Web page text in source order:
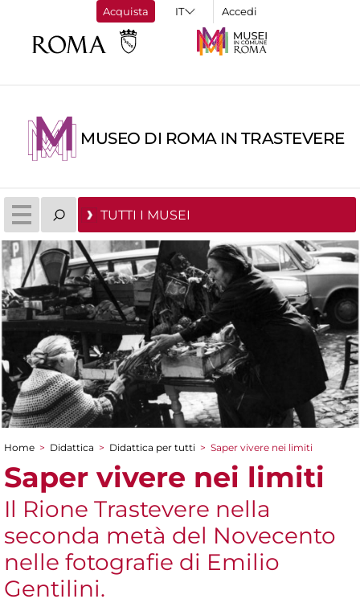
Acquista Accedi
MUSEO DI ROMA IN TRASTEVERE
TUTTI I MUSEI
Tu sei qui
Home > Didattica > Didattica per tutti > Saper vivere nei limiti
Saper vivere nei limiti
Il Rione Trastevere nella
seconda metà del Novecento
nelle fotografie di Emilio
Gentilini.